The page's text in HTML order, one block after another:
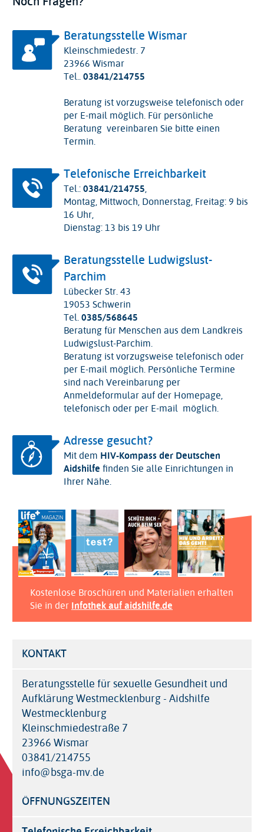
Beratungsstelle Wismar
Kleinschmiedestr. 7
23966 Wismar
Tel..03841/214755
Beratung ist vorzugsweise telefonisch oder
per E-mail möglich. Für persönliche
Beratung vereinbaren Sie bitte einen
Termin.
Telefonische Erreichbarkeit
Tel.:03841/214755,
Montag, Mittwoch, Donnerstag, Freitag: 9 bis
16 Uhr,
Dienstag: 13 bis 19 Uhr
Beratungsstelle Ludwigslust-
Parchim
Lübecker Str. 43
19053 Schwerin
Tel.0385/568645
Beratung für Menschen aus dem Landkreis
Ludwigslust-Parchim.
Beratung ist vorzugsweise telefonisch oder
per E-mail möglich. Persönliche Termine
sind nach Vereinbarung per
Anmeldeformular auf der Homepage,
telefonisch oder per E-mail möglich.
Adresse gesucht?
Mit dem HIV-Kompass der Deutschen
Aidshilfe finden Sie alle Einrichtungen in
Ihrer Nähe.
Kostenlose Broschüren und Materialien erhalten
Sie in der Infothek auf aidshilfe.de
KONTAKT
Beratungsstelle für sexuelle Gesundheit und
Aufklärung Westmecklenburg - Aidshilfe
Westmecklenburg
Kleinschmiedestraße 7
23966 Wismar
03841/214755
info@bsga-mv.de
ÖFFNUNGSZEITEN